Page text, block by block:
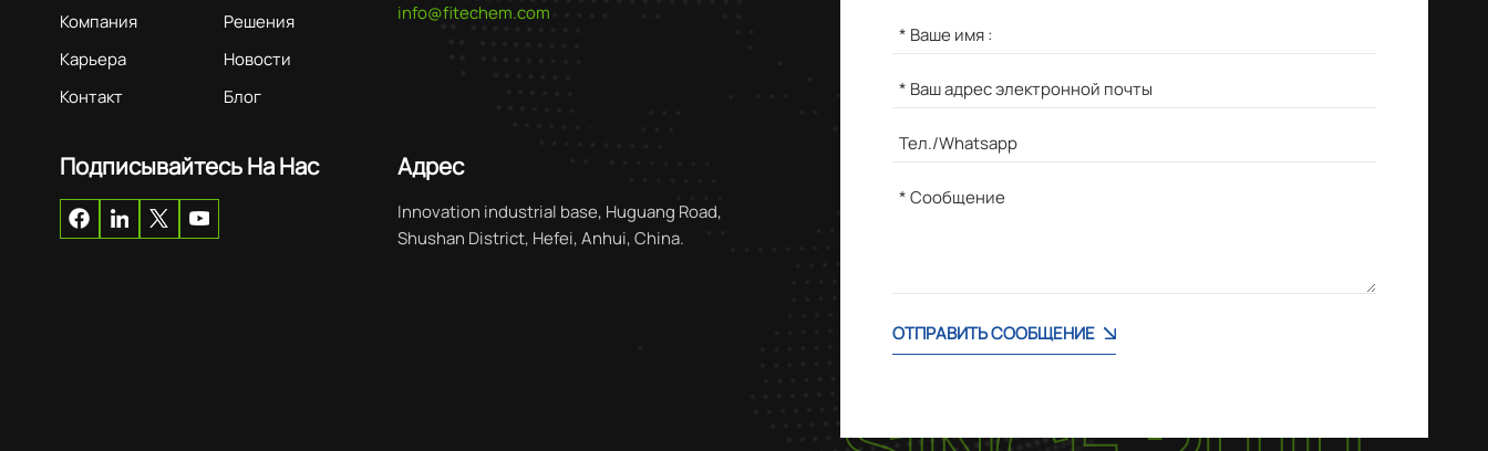
Компания
Решения
Карьера
Новости
Контакт
Блог
info@fitechem.com
Подписывайтесь На Нас Адрес
Innovation industrial base, Huguang Road,
Shushan District, Hefei, Anhui, China.
ОТПРАВИТЬ СООБЩЕНИЕ